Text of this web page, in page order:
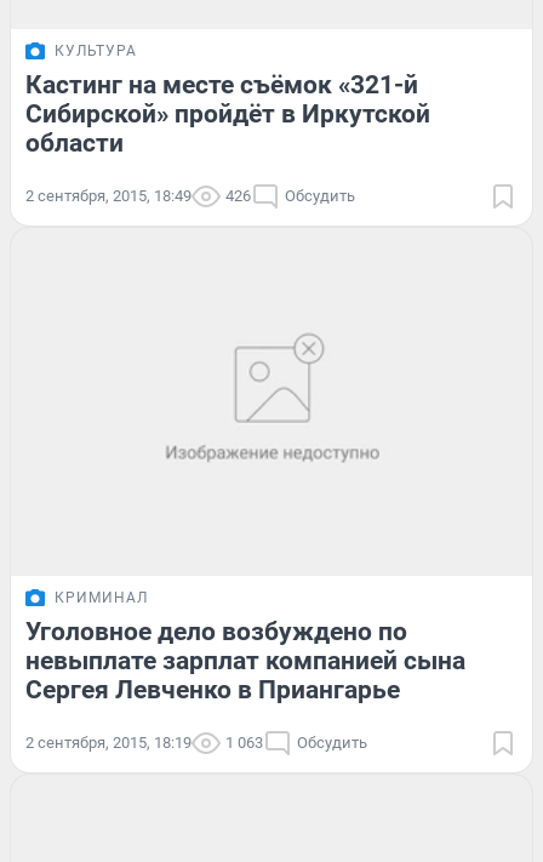
КУЛЬТУРА
Кастинг на месте съёмок «321-й
Сибирской» пройдёт в Иркутской
области
2 сентября, 2015, 18:49 426 Обсудить
КРИМИНАЛ
Уголовное дело возбуждено по
невыплате зарплат компанией сына
Сергея Левченко в Приангарье
2 сентября, 2015, 18:19 1 063 Обсудить